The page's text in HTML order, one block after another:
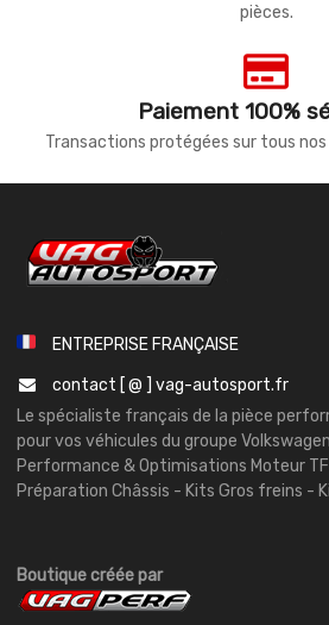
pièces.
Paiement 100%
Transactions protégées sur tous
ENTREPRISE FRANÇAISE
contact [ @ ] vag-autosport.fr
Le spécialiste français de la pièce
pour vos véhicules du groupe
Performance & Optimisations Moteur
Préparation Châssis - Kits Gros freins -
Boutique créée par